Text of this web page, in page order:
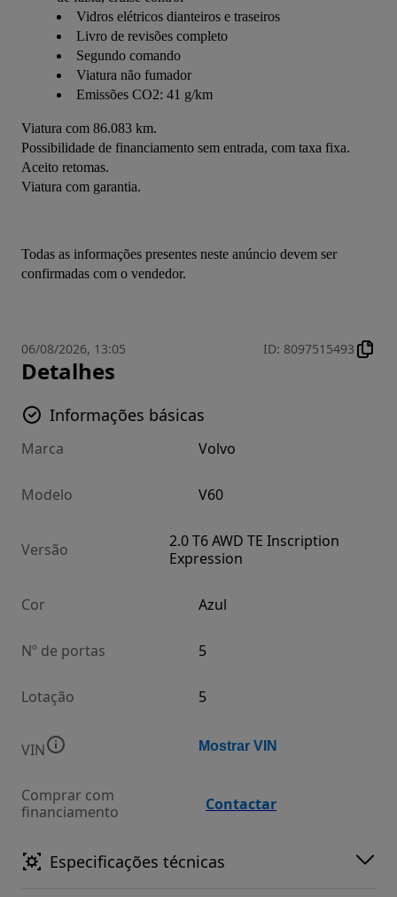
Vidros elétricos dianteiros e traseiros
Livro de revisões completo
Segundo comando
Viatura não fumador
Emissões CO2: 41 g/km
Viatura com 86.083 km.
Possibilidade de financiamento sem entrada, com taxa fixa.
Aceito retomas.
Viatura com garantia.
Todas as informações presentes neste anúncio devem ser
confirmadas com o vendedor.
06/08/2026, 13:05 ID: 8097515493
Detalhes
Informações básicas
Marca Volvo
Modelo V60
Versão
2.0 T6 AWD TE Inscription
Expression
Cor Azul
Nº de portas 5
Lotação 5
VIN Mostrar VIN
Comprar com
financiamento
Contactar
Especificações técnicas